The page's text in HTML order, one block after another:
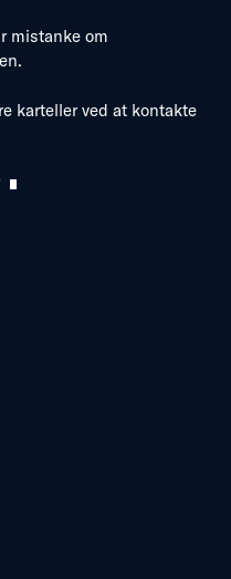
mistanke om
karteller ved at kontakte